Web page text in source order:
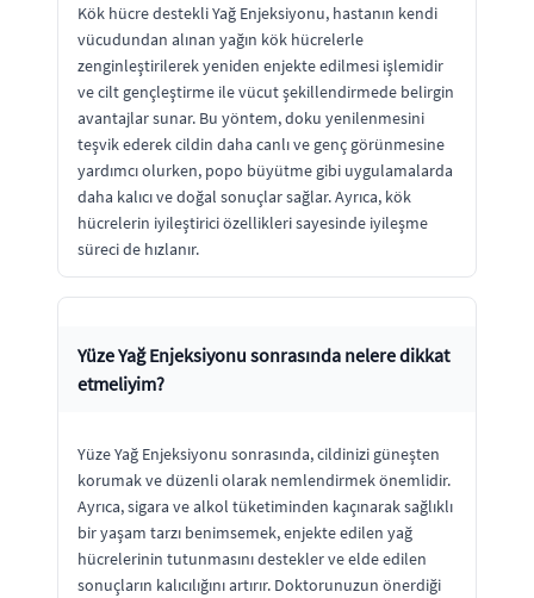
Kök hücre destekli Yağ Enjeksiyonu, hastanın kendi
vücudundan alınan yağın kök hücrelerle
zenginleştirilerek yeniden enjekte edilmesi işlemidir
ve cilt gençleştirme ile vücut şekillendirmede belirgin
avantajlar sunar. Bu yöntem, doku yenilenmesini
teşvik ederek cildin daha canlı ve genç görünmesine
yardımcı olurken, popo büyütme gibi uygulamalarda
daha kalıcı ve doğal sonuçlar sağlar. Ayrıca, kök
hücrelerin iyileştirici özellikleri sayesinde iyileşme
süreci de hızlanır.
Yüze Yağ Enjeksiyonu sonrasında nelere dikkat
etmeliyim?
Yüze Yağ Enjeksiyonu sonrasında, cildinizi güneşten
korumak ve düzenli olarak nemlendirmek önemlidir.
Ayrıca, sigara ve alkol tüketiminden kaçınarak sağlıklı
bir yaşam tarzı benimsemek, enjekte edilen yağ
hücrelerinin tutunmasını destekler ve elde edilen
sonuçların kalıcılığını artırır. Doktorunuzun önerdiği